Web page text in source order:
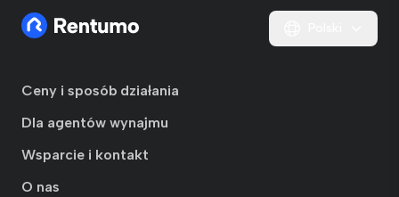
Ceny i sposób działania
Dla agentów wynajmu
Wsparcie i kontakt
O nas